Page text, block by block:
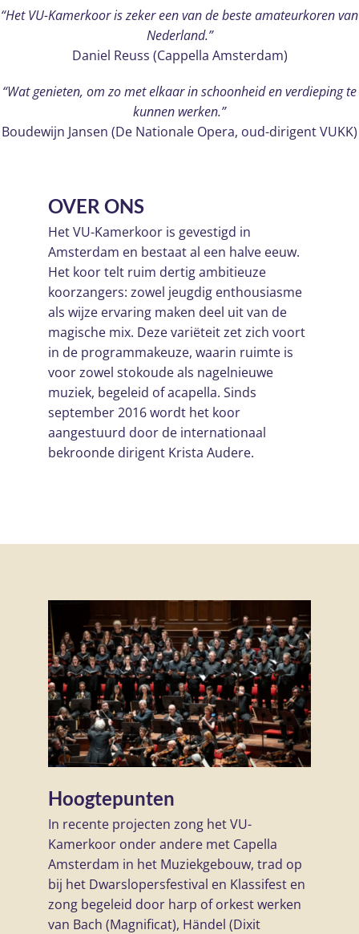
“Het VU-Kamerkoor is zeker een van de beste amateurkoren van
Nederland.”
Daniel Reuss (Cappella Amsterdam)
“Wat genieten, om zo met elkaar in schoonheid en verdieping te
kunnen werken.”
Boudewijn Jansen (De Nationale Opera, oud-dirigent VUKK)
OVER ONS
Het VU-Kamerkoor is gevestigd in
Amsterdam en bestaat al een halve eeuw.
Het koor telt ruim dertig ambitieuze
koorzangers: zowel jeugdig enthousiasme
als wijze ervaring maken deel uit van de
magische mix. Deze variëteit zet zich voort
in de programmakeuze, waarin ruimte is
voor zowel stokoude als nagelnieuwe
muziek, begeleid of acapella. Sinds
september 2016 wordt het koor
aangestuurd door de internationaal
bekroonde dirigent Krista Audere.
Hoogtepunten
In recente projecten zong het VU-
Kamerkoor onder andere met Capella
Amsterdam in het Muziekgebouw, trad op
bij het Dwarslopersfestival en Klassifest en
zong begeleid door harp of orkest werken
van Bach (Magnificat), Händel (Dixit